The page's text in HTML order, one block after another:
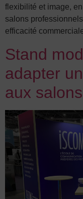
flexibilité et image,
salons
efficacité
Stand
adapter
aux